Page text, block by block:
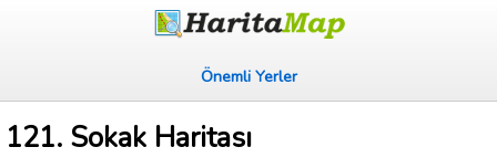
Önemli Yerler
121. Sokak Haritası